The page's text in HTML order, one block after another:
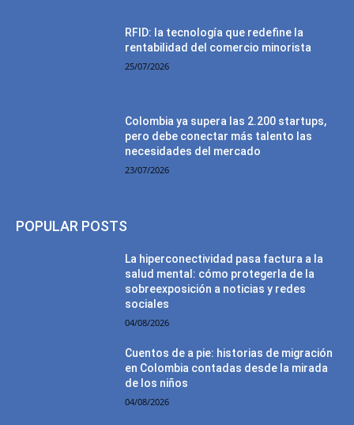
RFID: la tecnología que redefine la
rentabilidad del comercio minorista
25/07/2026
Colombia ya supera las 2.200 startups,
pero debe conectar más talento las
necesidades del mercado
23/07/2026
POPULAR POSTS
La hiperconectividad pasa factura a la
salud mental: cómo protegerla de la
sobreexposición a noticias y redes
sociales
04/08/2026
Cuentos de a pie: historias de migración
en Colombia contadas desde la mirada
de los niños
04/08/2026